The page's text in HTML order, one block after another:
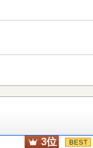
3位 BEST